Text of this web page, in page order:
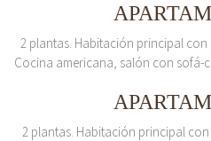
2 plantas. Habitación principal con
Cocina americana, salón con sofá-
2 plantas. Habitación principal con